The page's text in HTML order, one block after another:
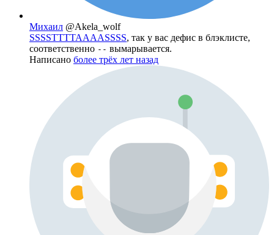
Михаил @Akela_wolf
SSSSTTTTAAAASSSS, так у вас дефис в блэклисте,
соответственно -- вымарывается.
Написано более трёх лет назад